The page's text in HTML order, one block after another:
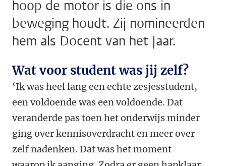
hoop de motor is die ons in
beweging houdt. Zij nomineerden
hem als Docent van het Jaar.
Wat voor student was jij zelf?
‘Ik was heel lang een echte zesjesstudent,
een voldoende was een voldoende. Dat
veranderde pas toen het onderwijs minder
ging over kennisoverdracht en meer over
zelf nadenken. Dat was het moment